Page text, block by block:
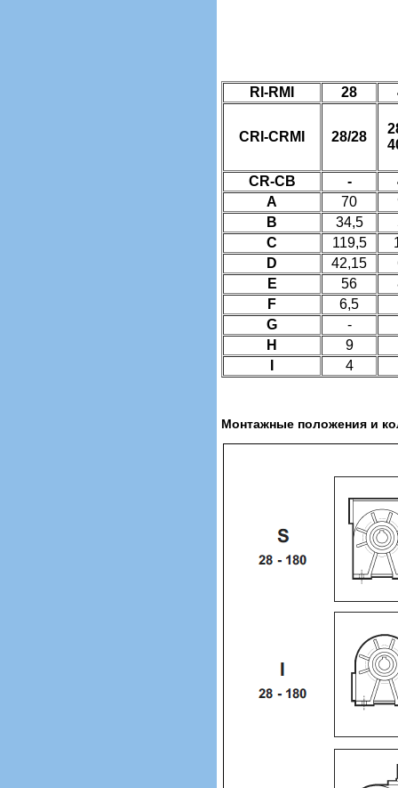
RI-RMI 28
CRI-CRMI 28/28
CR-CB -
A
70
B
34,5
C
119,5
D
42,15
E
56
F
6,5
G
-
H
9
4
Монтажные положения и